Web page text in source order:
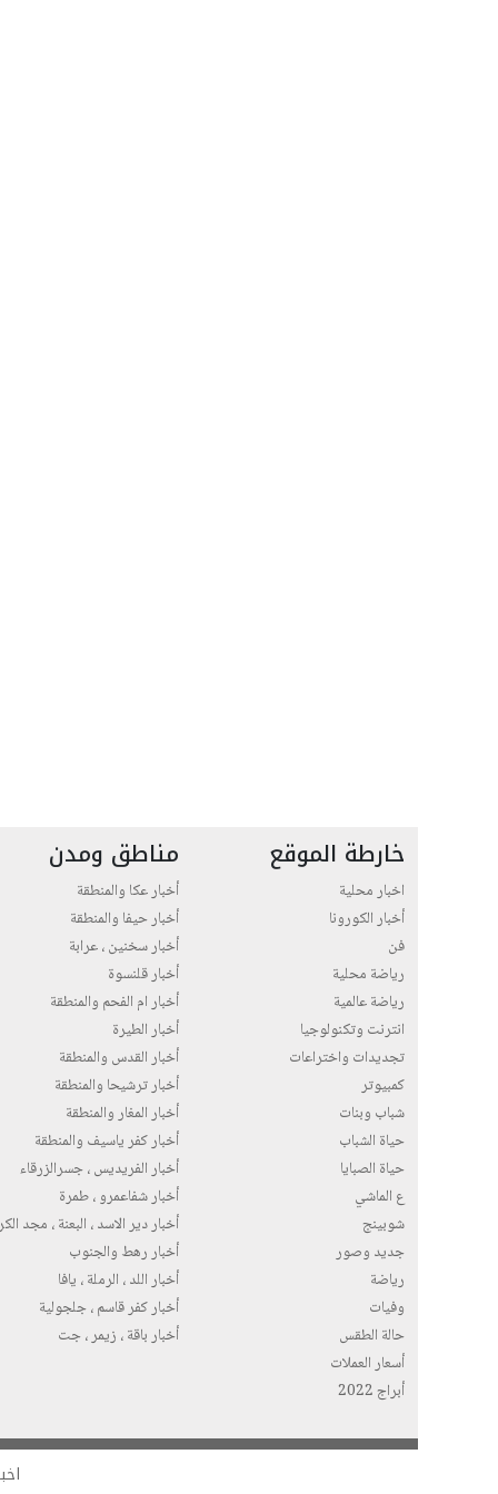
خارطة الموقع
اخبار محلية
أخبار الكورونا
فن
رياضة محلية
رياضة عالمية
انترنت وتكنولوجيا
تجديدات واختراعات
كمبيوتر
شباب وبنات
حياة الشباب
حياة الصبايا
ع الماشي
شوبينج
جديد وصور
رياضة
وفيات
حالة الطقس
أسعار العملات
أبراج 2022
مناطق ومدن
أخبار عكا والمنطقة
أخبار حيفا والمنطقة
أخبار سخنين ، عرابة
أخبار قلنسوة
أخبار ام الفحم والمنطقة
أخبار الطيرة
أخبار القدس والمنطقة
أخبار ترشيحا والمنطقة
أخبار المغار والمنطقة
أخبار كفر ياسيف والمنطقة
أخبار الفريديس ، جسرالزرقاء
أخبار شفاعمرو ، طمرة
أخبار دير الاسد ، البعنة ، مجد
أخبار رهط والجنوب
أخبار اللد ، الرملة ، يافا
أخبار كفر قاسم ، جلجولية
أخبار باقة ، زيمر ، جت